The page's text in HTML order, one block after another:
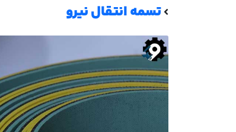
تسمه انتقال نیرو